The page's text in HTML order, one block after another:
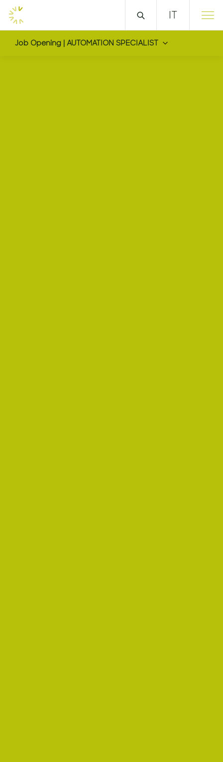
IT
Job Opening | AUTOMATION SPECIALIST